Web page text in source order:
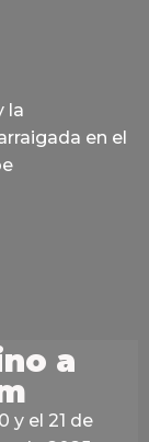
la
en el
a
y el 21 de